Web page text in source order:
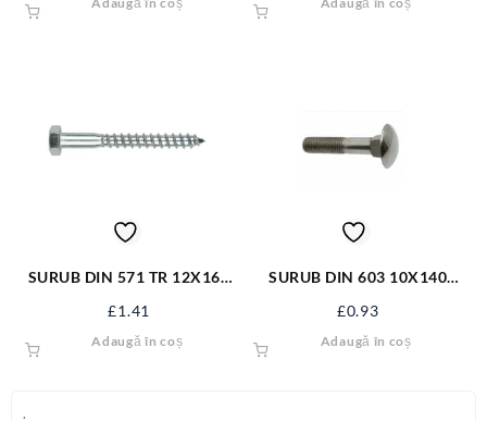
.
SURUB DIN 571 TR 12X160
£1.41
Adaugă în coș
SURUB DIN 603 10X140
£0.93
Adaugă în coș